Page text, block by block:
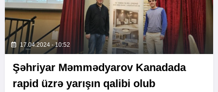
17.04.2024 - 10:52
Şəhriyar Məmmədyarov Kanadada
rapid üzrə yarışın qalibi olub